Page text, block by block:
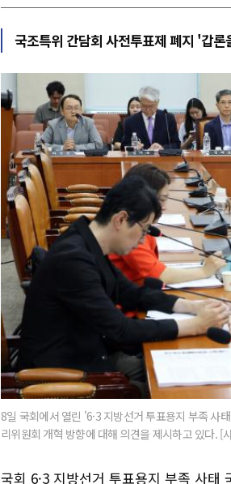
국조특위 간담회 사전투표제 폐지 '갑론
8일 국회에서 열린 '6·3 지방선거 투표용지 부족 사
리위원회 개혁 방향에 대해 의견을 제시하고 있다. [
국회 6·3 지방선거 투표용지 부족 사태